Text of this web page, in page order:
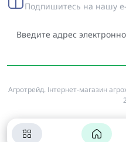
Подпишитесь на нашу
Агротрейд. Інтернет-магазин